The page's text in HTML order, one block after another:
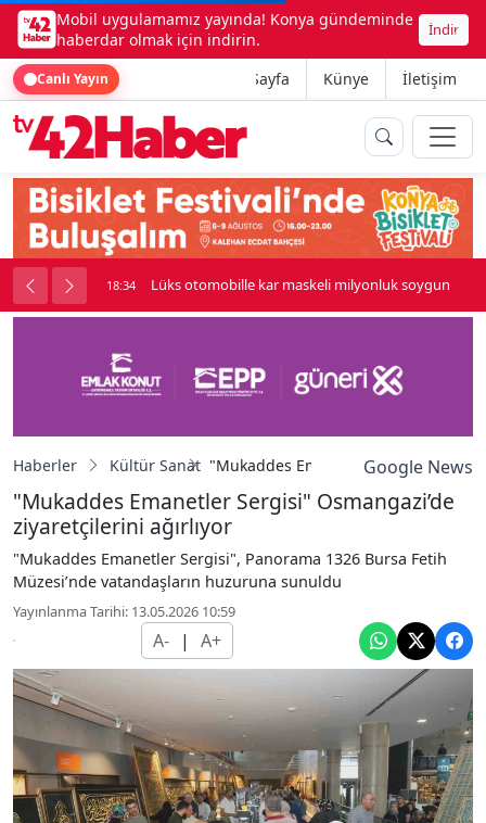
Mobil uygulamamız yayında! Konya gündeminde
haberdar olmak için indirin.
İndir
Canlı Yayın Ana Sayfa Künye İletişim
kavga çıktı 18:34 Lüks otomobille kar maskeli milyonluk soygun
Haberler Kültür Sanat "Mukaddes Emanetler Sergisi"
Google News
"Mukaddes Emanetler Sergisi" Osmangazi’de
ziyaretçilerini ağırlıyor
"Mukaddes Emanetler Sergisi", Panorama 1326 Bursa Fetih
Müzesi’nde vatandaşların huzuruna sunuldu
Yayınlanma Tarihi: 13.05.2026 10:59
A- | A+